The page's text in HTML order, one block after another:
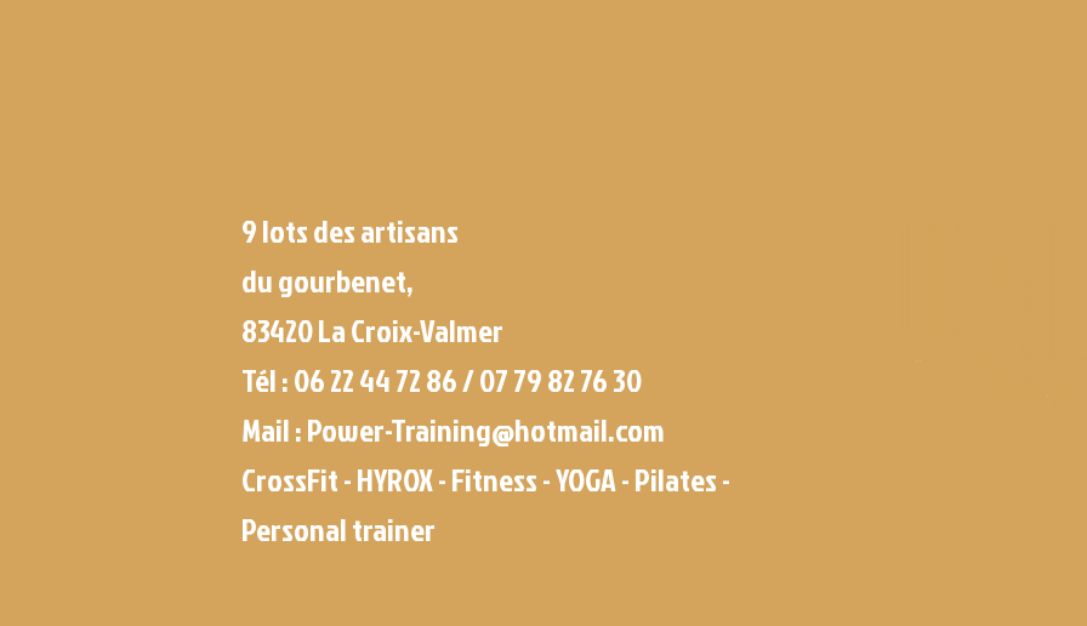
9 lots des artisans
du gourbenet,
83420 La Croix-Valmer
Tél : 06 22 44 72 86 /07 79 82 76 30
Mail :Power-Training@hotmail.com
CrossFit - HYROX - Fitness - YOGA - Pilates -
Personal trainer